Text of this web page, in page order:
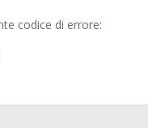
codice di errore: